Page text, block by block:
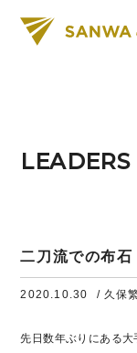
二刀流での布石
2020.10.30 / 久保
先日数年ぶりにある